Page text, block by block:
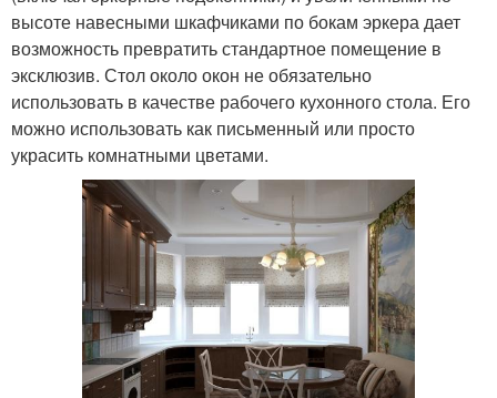
высоте навесными шкафчиками по бокам эркера дает
возможность превратить стандартное помещение в
эксклюзив. Стол около окон не обязательно
использовать в качестве рабочего кухонного стола. Его
можно использовать как письменный или просто
украсить комнатными цветами.